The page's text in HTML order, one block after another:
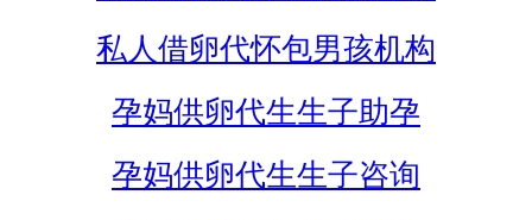
私人借卵代怀包男孩机构
孕妈供卵代生生子助孕
孕妈供卵代生生子咨询